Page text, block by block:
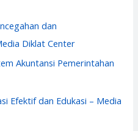
dan
Diklat Center
Akuntansi Pemerintahan
Efektif dan Edukasi – Media